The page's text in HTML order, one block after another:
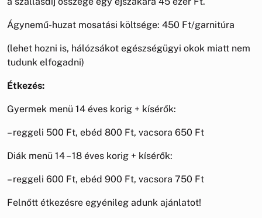
Ágynemű-huzat mosatási költsége: 450 Ft/garnitúra
(lehet hozni is, hálózsákot egészségügyi okok miatt nem
tudunk elfogadni)
Étkezés:
Gyermek menü 14 éves korig + kísérők:
– reggeli 500 Ft, ebéd 800 Ft, vacsora 650 Ft
Diák menü 14 – 18 éves korig + kísérők:
– reggeli 600 Ft, ebéd 900 Ft, vacsora 750 Ft
Felnőtt étkezésre egyénileg adunk ajánlatot!